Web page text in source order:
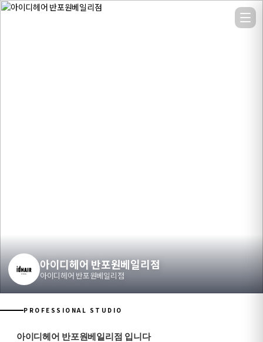
아이디헤어 반포원베일리점
아이디헤어 반포원베일리점
아이디헤어 반포원베일리점
PROFESSIONAL STUDIO
아이디헤어 반포원베일리점 입니다